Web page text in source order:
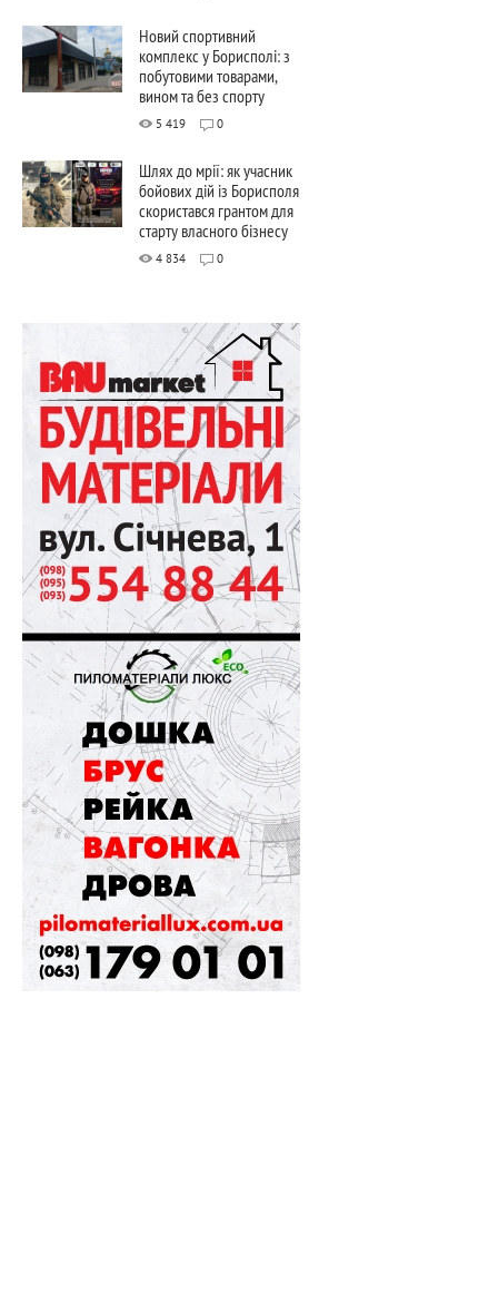
Новий спортивний
комплекс у Борисполі: з
побутовими товарами,
вином та без спорту
5 419 0
Шлях до мрії: як учасник
бойових дій із Борисполя
скористався грантом для
старту власного бізнесу
4 834 0